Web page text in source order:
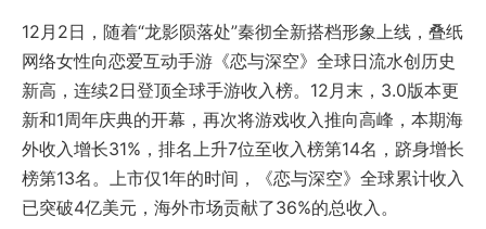
12月2日，随着“龙影陨落处”秦彻全新搭档形象上线，叠纸
网络女性向恋爱互动手游《恋与深空》全球日流水创历史
新高，连续2日登顶全球手游收入榜。12月末，3.0版本更
新和1周年庆典的开幕，再次将游戏收入推向高峰，本期海
外收入增长31%，排名上升7位至收入榜第14名，跻身增长
榜第13名。上市仅1年的时间，《恋与深空》全球累计收入
已突破4亿美元，海外市场贡献了36%的总收入。